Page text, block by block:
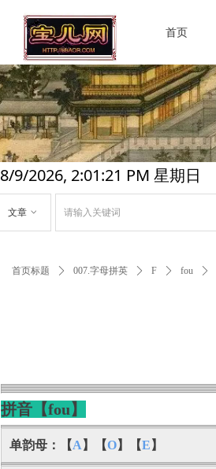
首页
8/9/2026, 2:01:22 PM 星期日
文章 ꀁ
拼音【fou】
单韵母：【A 】【O】【E 】
首页标题 ꄲ 007.字母拼英 ꄲ F ꄲ fou ꄲ